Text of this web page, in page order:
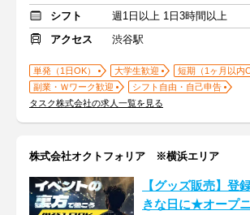
シフト
週1日以上 1日3時間以上
アクセス
渋谷駅
単発（1日OK） 大学生歓迎
短期（1ヶ月以内
副業・Ｗワーク歓迎
シフト自由・自己申告
タスク株式会社の求人一覧を見る
株式会社オクトフォリア ※横浜エリア
【グッズ販売】登
きな日に★オープ